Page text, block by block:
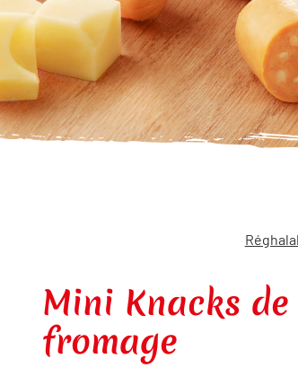
Réghalal
Mini Knacks
fromage